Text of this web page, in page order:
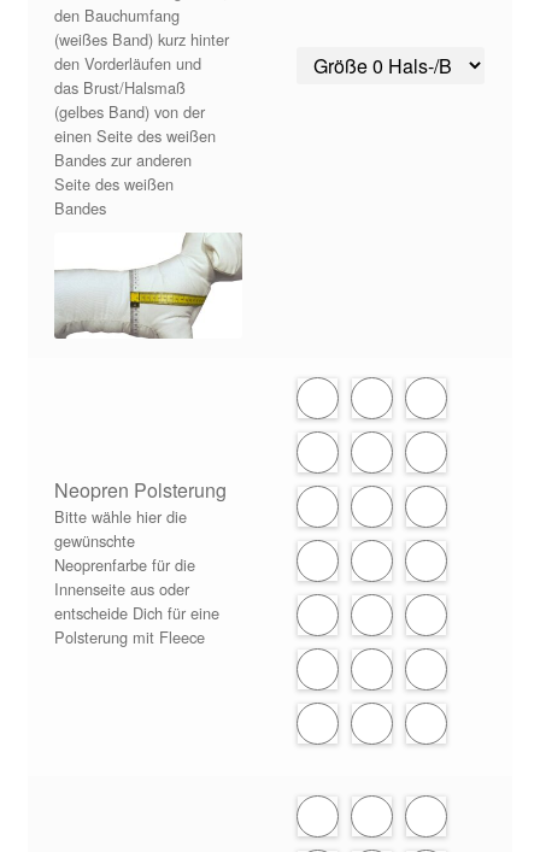
den Bauchumfang
(weißes Band) kurz hinter
den Vorderläufen und
das Brust/Halsmaß
(gelbes Band) von der
einen Seite des weißen
Bandes zur anderen
Seite des weißen
Bandes
Neopren Polsterung
Bitte wähle hier die
gewünschte
Neoprenfarbe für die
Innenseite aus oder
entscheide Dich für eine
Polsterung mit Fleece